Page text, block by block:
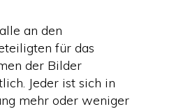
an den
für das
der Bilder
Jeder ist sich in
mehr oder weniger